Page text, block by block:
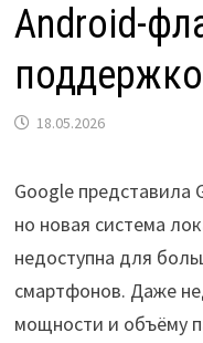
Android-
18.05.2026
Google представила
но новая система
недоступна для
смартфонов. Даже
мощности и объёму